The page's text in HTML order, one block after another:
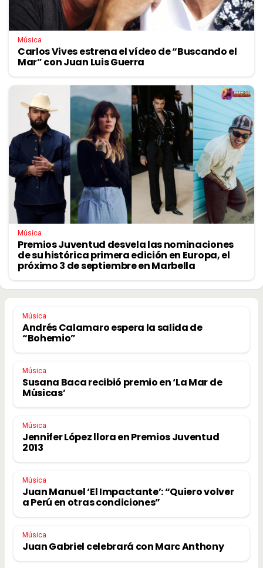
Música
Carlos Vives estrena el vídeo de “Buscando el
Mar” con Juan Luis Guerra
Música
Premios Juventud desvela las nominaciones
de su histórica primera edición en Europa, el
próximo 3 de septiembre en Marbella
Música
Andrés Calamaro espera la salida de
“Bohemio”
Música
Susana Baca recibió premio en ‘La Mar de
Músicas’
Música
Jennifer López llora en Premios Juventud
2013
Música
Juan Manuel ‘El Impactante’: “Quiero volver
a Perú en otras condiciones”
Música
Juan Gabriel celebrará con Marc Anthony